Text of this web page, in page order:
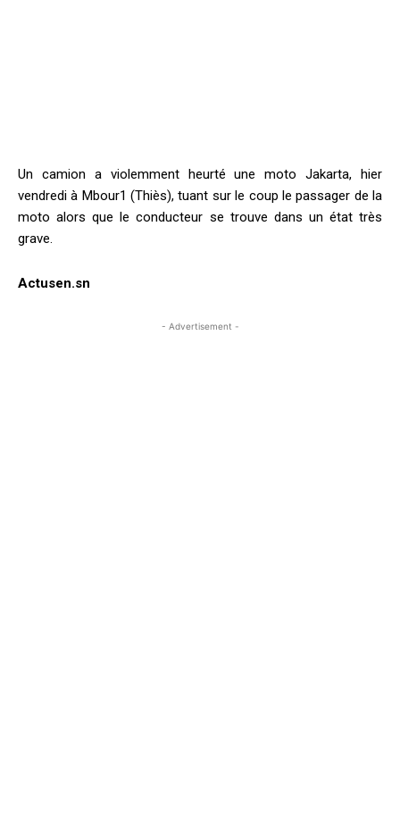
Un camion a violemment heurté une moto Jakarta, hier
vendredi à Mbour1 (Thiès), tuant sur le coup le passager de la
moto alors que le conducteur se trouve dans un état très
grave.
Actusen.sn
- Advertisement -